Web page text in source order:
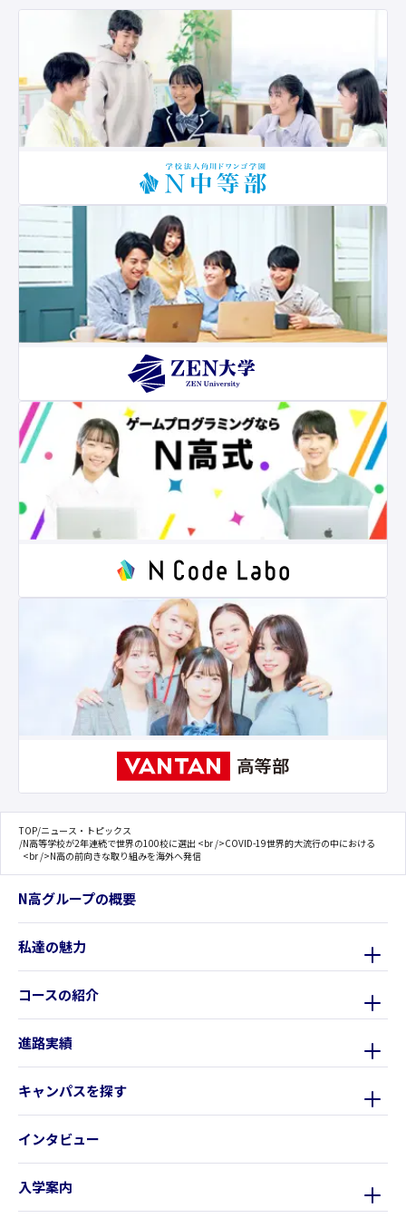
TOP/ニュース・トピックス
/N高等学校が2年連続で世界の100校に選出 <br />COVID-19世界的大流行の中における
<br />N高の前向きな取り組みを海外へ発信
N高グループの概要
私達の魅力
コースの紹介
進路実績
キャンパスを探す
インタビュー
入学案内